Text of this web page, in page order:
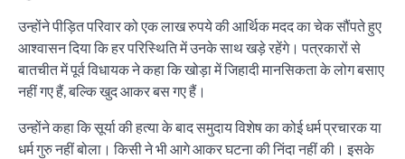
उन्होंने पीड़ित परिवार को एक लाख रुपये की आर्थिक मदद का चेक सौंपते हुए
आश्वासन दिया कि हर परिस्थिति में उनके साथ खड़े रहेंगे। पत्रकारों से
बातचीत में पूर्व विधायक ने कहा कि खोड़ा में जिहादी मानसिकता के लोग बसाए
नहीं गए हैं, बल्कि खुद आकर बस गए हैं।
उन्होंने कहा कि सूर्या की हत्या के बाद समुदाय विशेष का कोई धर्म प्रचारक या
धर्म गुरु नहीं बोला। किसी ने भी आगे आकर घटना की निंदा नहीं की। इसके